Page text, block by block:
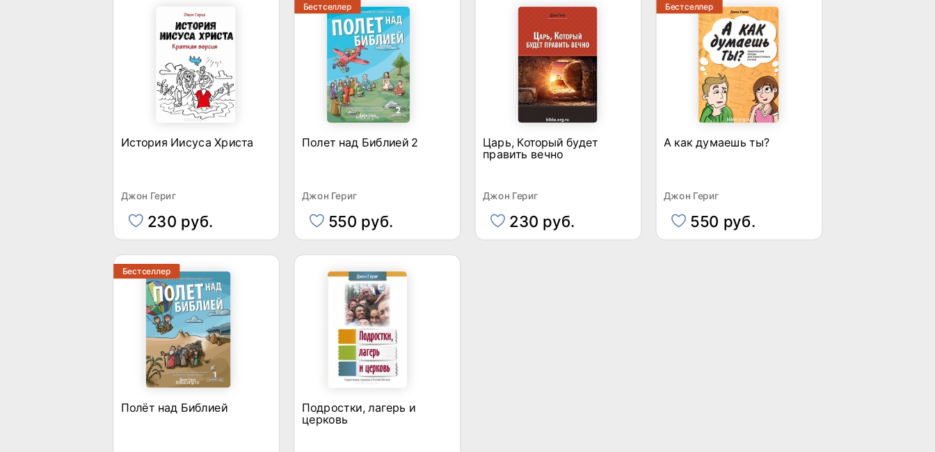
История Иисуса Христа
Джон Гериг
230 руб.
Бестселлер
Полет над Библией 2
Джон Гериг
550 руб.
Царь, Который будет
править вечно
Джон Гериг
230 руб.
Бестселлер
А как думаешь ты?
Джон Гериг
550 руб.
Бестселлер
Полёт над Библией
Подростки, лагерь и
церковь